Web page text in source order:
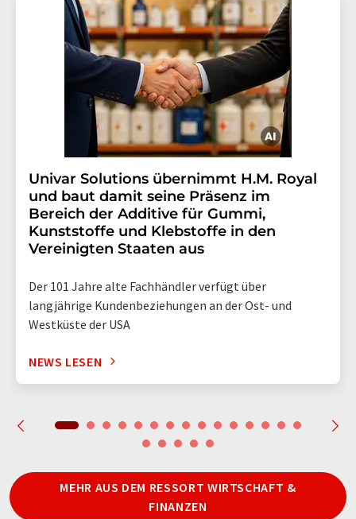
Univar Solutions übernimmt H.M. Royal
und baut damit seine Präsenz im
Bereich der Additive für Gummi,
Kunststoffe und Klebstoffe in den
Vereinigten Staaten aus
Der 101 Jahre alte Fachhändler verfügt über
langjährige Kundenbeziehungen an der Ost- und
Westküste der USA
NEWS LESEN
MEHR AUS DEM RESSORT WIRTSCHAFT &
FINANZEN